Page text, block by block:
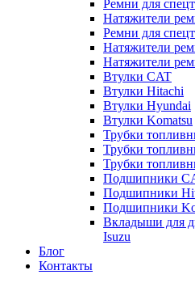
Ремни для
Натяжители
Ремни для
Натяжители
Натяжители
Втулки CAT
Втулки Hitachi
Втулки Hyundai
Втулки Komatsu
Трубки
Трубки
Трубки
Подшипники
Подшипники
Подшипники
Вкладыши для
Isuzu
Блог
Контакты